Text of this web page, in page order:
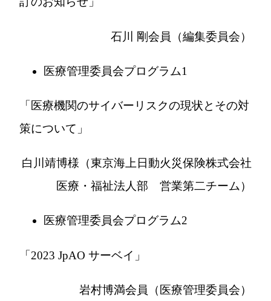
石川 剛会員（編集委員会）
医療管理委員会プログラム1
「医療機関のサイバーリスクの現状とその対
策について」
白川靖博様（東京海上日動火災保険株式会社
医療・福祉法人部 営業第二チーム）
医療管理委員会プログラム2
「2023 JpAO サーベイ」
岩村博満会員（医療管理委員会）